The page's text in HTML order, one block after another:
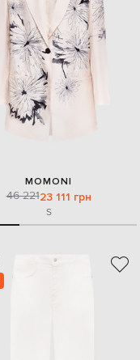
MOMONI
46 22123 111 грн
S